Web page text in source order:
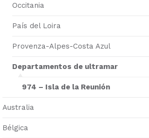
Occitania
País del Loira
Provenza-Alpes-Costa Azul
Departamentos de ultramar
974 – Isla de la Reunión
Australia
Bélgica